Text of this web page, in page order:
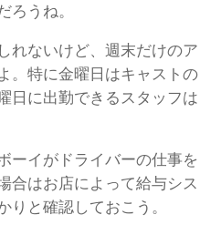
ろうね。
れないけど、週末だけのア
。 特に金曜日はキャストの
日に出勤できるスタッフは
ーイがドライバーの仕事を
合はお店によって給与シス
りと確認しておこう。